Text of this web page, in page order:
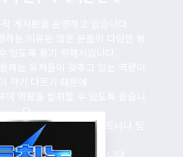
론이고 토토사이트의 파트너나 팀
원 모집 역시
정보를 주고받을 수 있습니다.